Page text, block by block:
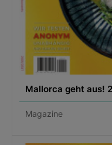
Mallorca geht aus!
Magazine